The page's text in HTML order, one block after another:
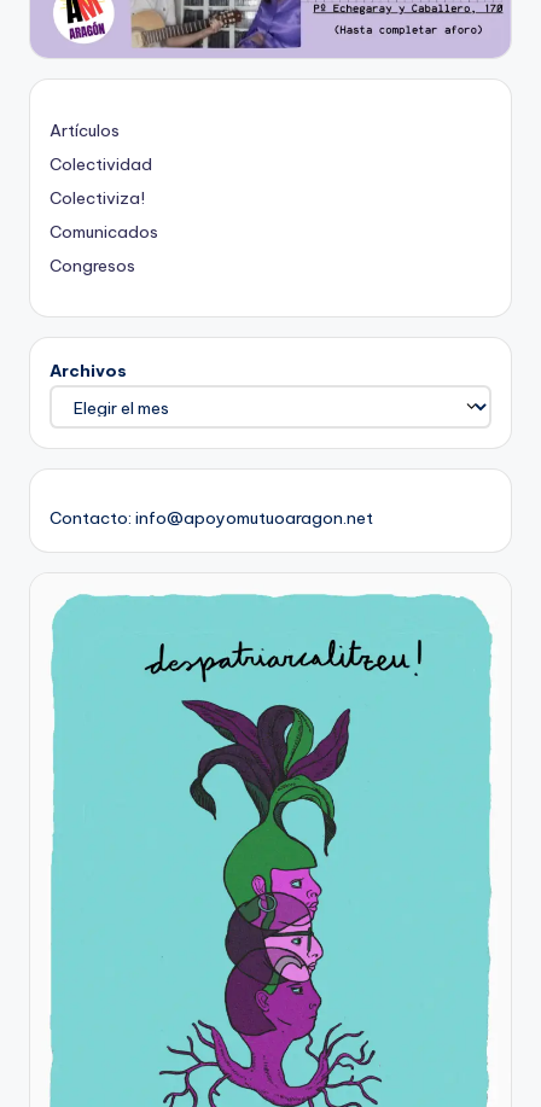
Artículos
Colectividad
Colectiviza!
Comunicados
Congresos
Archivos
Contacto: info@apoyomutuoaragon.net